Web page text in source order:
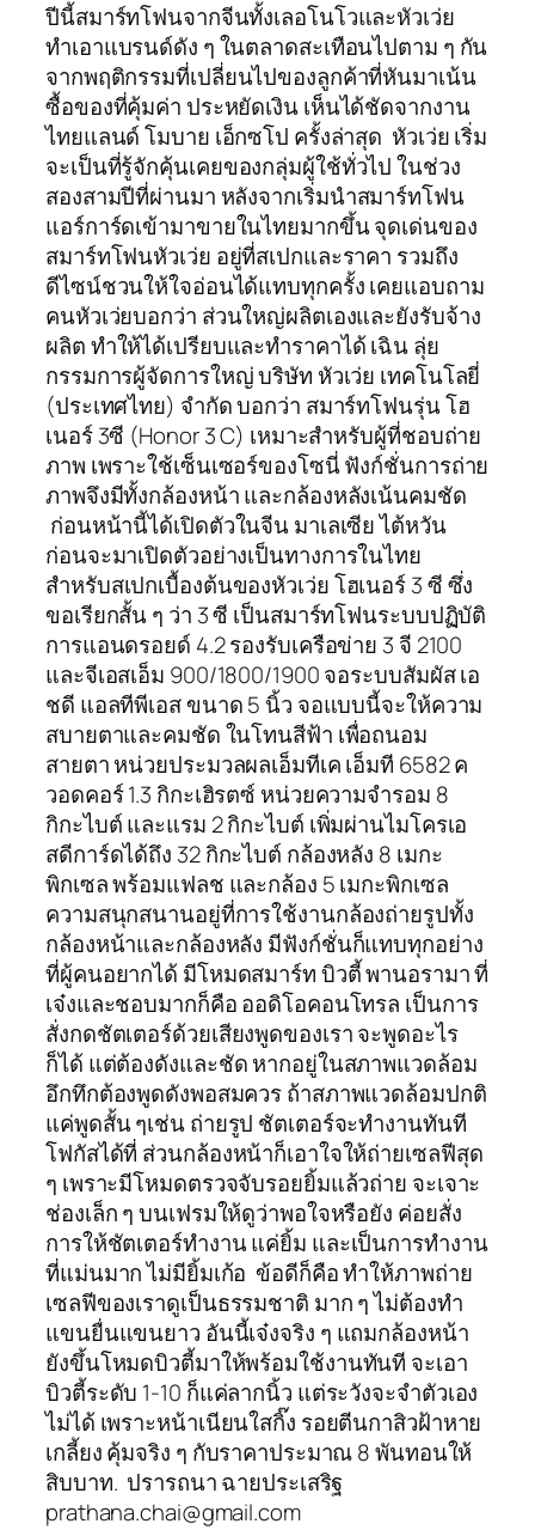
ปีนี้สมาร์ทโฟนจากจีนทั้งเลอโนโวและหัวเว่ย
ทำเอาแบรนด์ดัง ๆ ในตลาดสะเทือนไปตาม ๆ กัน
จากพฤติกรรมที่เปลี่ยนไปของลูกค้าที่หันมาเน้น
ซื้อของที่คุ้มค่า ประหยัดเงิน เห็นได้ชัดจากงาน
ไทยแลนด์ โมบาย เอ็กซโป ครั้งล่าสุด หัวเว่ย เริ่ม
จะเป็นที่รู้จักคุ้นเคยของกลุ่มผู้ใช้ทั่วไป ในช่วง
สองสามปีที่ผ่านมา หลังจากเริ่มนำสมาร์ทโฟน
แอร์การ์ดเข้ามาขายในไทยมากขึ้น จุดเด่นของ
สมาร์ทโฟนหัวเว่ย อยู่ที่สเปกและราคา รวมถึง
ดีไซน์ชวนให้ใจอ่อนได้แทบทุกครั้ง เคยแอบถาม
คนหัวเว่ยบอกว่า ส่วนใหญ่ผลิตเองและยังรับจ้าง
ผลิต ทำให้ได้เปรียบและทำราคาได้ เฉิน ลุ่ย
กรรมการผู้จัดการใหญ่ บริษัท หัวเว่ย เทคโนโลยี่
(ประเทศไทย) จำกัด บอกว่า สมาร์ทโฟนรุ่น โฮ
เนอร์ 3ซี (Honor 3 C) เหมาะสำหรับผู้ที่ชอบถ่าย
ภาพ เพราะใช้เซ็นเซอร์ของโซนี่ ฟังก์ชั่นการถ่าย
ภาพจึงมีทั้งกล้องหน้า และกล้องหลังเน้นคมชัด
ก่อนหน้านี้ได้เปิดตัวในจีน มาเลเซีย ไต้หวัน
ก่อนจะมาเปิดตัวอย่างเป็นทางการในไทย
สำหรับสเปกเบื้องต้นของหัวเว่ย โฮเนอร์ 3 ซี ซึ่ง
ขอเรียกสั้น ๆ ว่า 3 ซี เป็นสมาร์ทโฟนระบบปฏิบัติ
การแอนดรอยด์ 4.2 รองรับเครือข่าย 3 จี 2100
และจีเอสเอ็ม 900/1800/1900 จอระบบสัมผัส เอ
ชดี แอลทีพีเอส ขนาด 5 นิ้ว จอแบบนี้จะให้ความ
สบายตาและคมชัด ในโทนสีฟ้า เพื่อถนอม
สายตา หน่วยประมวลผลเอ็มทีเค เอ็มที 6582 ค
วอดคอร์ 1.3 กิกะเฮิรตซ์ หน่วยความจำรอม 8
กิกะไบต์ และแรม 2 กิกะไบต์ เพิ่มผ่านไมโครเอ
สดีการ์ดได้ถึง 32 กิกะไบต์ กล้องหลัง 8 เมกะ
พิกเซล พร้อมแฟลช และกล้อง 5 เมกะพิกเซล
ความสนุกสนานอยู่ที่การใช้งานกล้องถ่ายรูปทั้ง
กล้องหน้าและกล้องหลัง มีฟังก์ชั่นก็แทบทุกอย่าง
ที่ผู้คนอยากได้ มีโหมดสมาร์ท บิวตี้ พานอรามา ที่
เจ๋งและชอบมากก็คือ ออดิโอคอนโทรล เป็นการ
สั่งกดชัตเตอร์ด้วยเสียงพูดของเรา จะพูดอะไร
ก็ได้ แต่ต้องดังและชัด หากอยู่ในสภาพแวดล้อม
อึกทึกต้องพูดดังพอสมควร ถ้าสภาพแวดล้อมปกติ
แค่พูดสั้น ๆเช่น ถ่ายรูป ชัตเตอร์จะทำงานทันที
โฟกัสได้ที่ ส่วนกล้องหน้าก็เอาใจให้ถ่ายเซลฟีสุด
ๆ เพราะมีโหมดตรวจจับรอยยิ้มแล้วถ่าย จะเจาะ
ช่องเล็ก ๆ บนเฟรมให้ดูว่าพอใจหรือยัง ค่อยสั่ง
การให้ชัตเตอร์ทำงาน แค่ยิ้ม และเป็นการทำงาน
ที่แม่นมาก ไม่มียิ้มเก้อ ข้อดีก็คือ ทำให้ภาพถ่าย
เซลฟีของเราดูเป็นธรรมชาติ มาก ๆ ไม่ต้องทำ
แขนยื่นแขนยาว อันนี้เจ๋งจริง ๆ แถมกล้องหน้า
ยังขึ้นโหมดบิวตี้มาให้พร้อมใช้งานทันที จะเอา
บิวตี้ระดับ 1-10 ก็แค่ลากนิ้ว แต่ระวังจะจำตัวเอง
ไม่ได้ เพราะหน้าเนียนใสกิ๊ง รอยตีนกาสิวฝ้าหาย
เกลี้ยง คุ้มจริง ๆ กับราคาประมาณ 8 พันทอนให้
สิบบาท. ปรารถนา ฉายประเสริฐ
prathana.chai@gmail.com